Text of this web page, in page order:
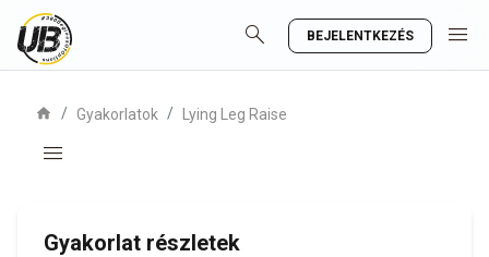
search BEJELENTKEZÉS menu
home / Gyakorlatok / Lying Leg Raise
menu
Gyakorlat részletek